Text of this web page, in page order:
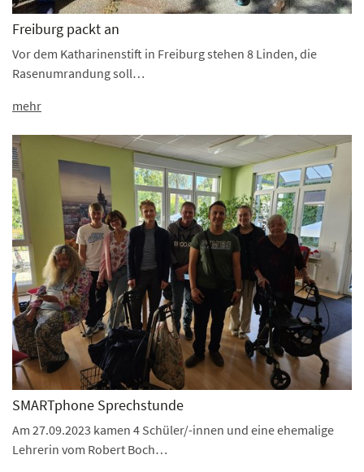
Freiburg packt an
Vor dem Katharinenstift in Freiburg stehen 8 Linden, die
Rasenumrandung soll…
mehr
SMARTphone Sprechstunde
Am 27.09.2023 kamen 4 Schüler/-innen und eine ehemalige
Lehrerin vom Robert Boch…